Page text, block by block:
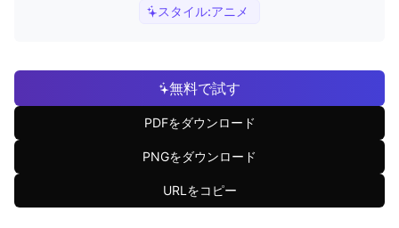
スタイル:アニメ
無料で試す
PDFをダウンロード
PNGをダウンロード
URLをコピー